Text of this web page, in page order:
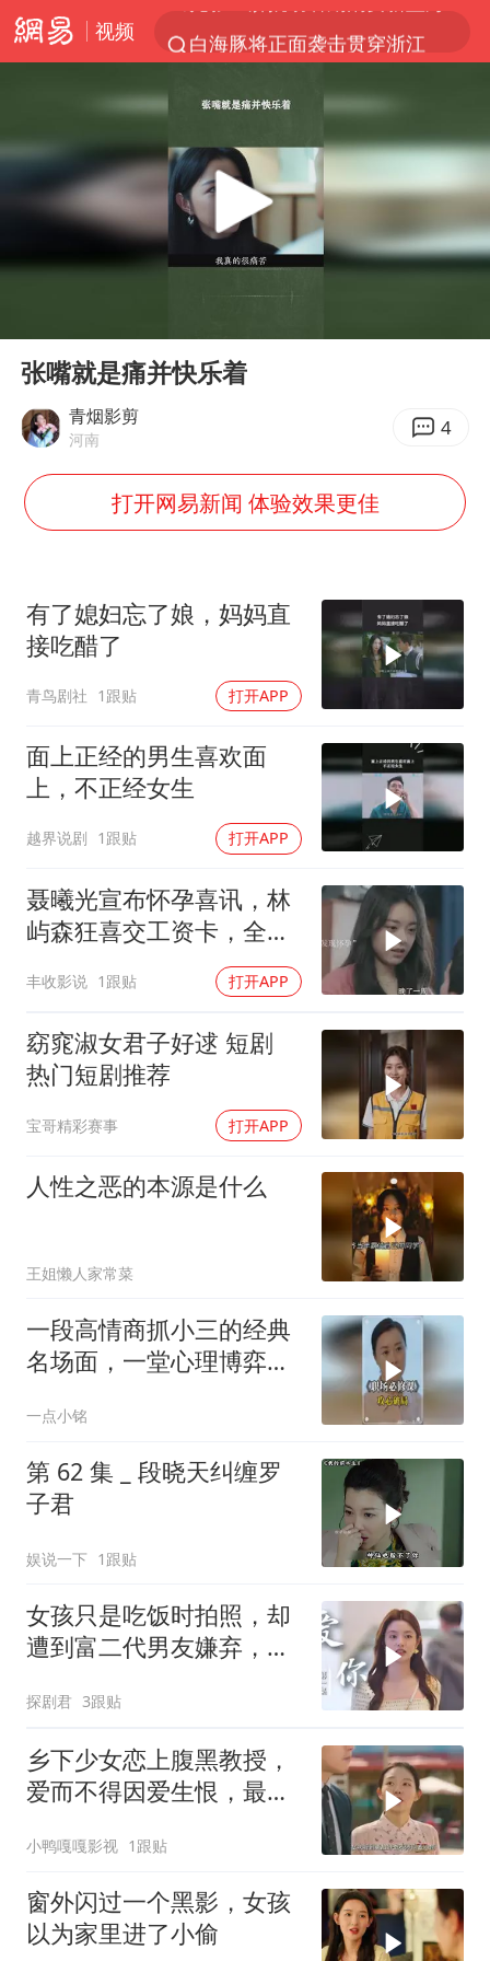
视频
白海豚将正面袭击贯穿浙江
《欢迎来龙餐馆》口碑
酒店花洒现排泄物住客索赔遭拒
情侣平潭拍日出坠崖1死1伤
新疆优化调整景区内自驾服务费
宇树王兴兴被问了360多个问题
唐田赛前发布会上引用《孙子兵法》
台当局重金为“台独”织“皇帝新衣”
老挝国会主席赛宋蓬逝世
购飞机票7分钟后退票被扣2022元
乐享全民健身 共筑健康中国
Play
张嘴就是痛并快乐着
青烟影剪
河南 4
打开网易新闻 体验效果更佳
有了媳妇忘了娘，妈妈直
接吃醋了
青鸟剧社 1跟贴 打开APP
面上正经的男生喜欢面
上，不正经女生
越界说剧 1跟贴 打开APP
聂曦光宣布怀孕喜讯，林
屿森狂喜交工资卡，全程
丰收影说 1跟贴 打开APP
窈窕淑女君子好逑 短剧
热门短剧推荐
宝哥精彩赛事 打开APP
人性之恶的本源是什么
王姐懒人家常菜
一段高情商抓小三的经典
名场面，一堂心理博弈的
一点小铭
第 62 集 _ 段晓天纠缠罗
子君
娱说一下 1跟贴
女孩只是吃饭时拍照，却
遭到富二代男友嫌弃，下
探剧君 3跟贴
乡下少女恋上腹黑教授，
爱而不得因爱生恨，最终
小鸭嘎嘎影视 1跟贴
窗外闪过一个黑影，女孩
以为家里进了小偷